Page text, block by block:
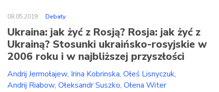
08.05.2019 Debaty
Ukraina: jak żyć z Rosją? Rosja: jak żyć z
Ukrainą? Stosunki ukraińsko-rosyjskie w
2006 roku i w najbliższej przyszłości
Andrij Jermołajew Irina Kobrinska Ołeś Lisnyczuk
Andrij Riabow Ołeksandr Suszko Ołena Witer